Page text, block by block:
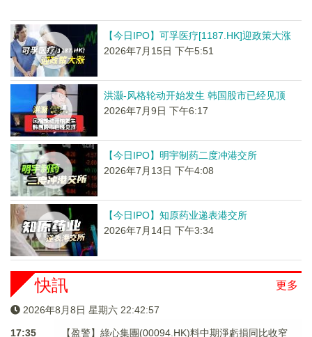
【今日IPO】可孚医疗[1187.HK]迎政策大涨
2026年7月15日 下午5:51
洪灏-风格轮动开始发生 韩国股市已经见顶
2026年7月9日 下午6:17
【今日IPO】明宇制药二度冲港交所
2026年7月13日 下午4:08
【今日IPO】知原药业递表港交所
2026年7月14日 下午3:34
更多
快訊
2026年8月8日 星期六 22:42:57
17:35
【盈警】綠心集團(00094.HK)料中期淨虧損同比收窄